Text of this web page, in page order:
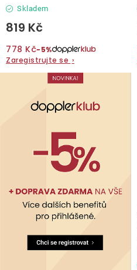
O nás
Kontakty
Skladem
819 Kč
778 Kč−5%
Zaregistrujte se ›